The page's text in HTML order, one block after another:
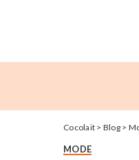
Cocolait > Blog>
MODE